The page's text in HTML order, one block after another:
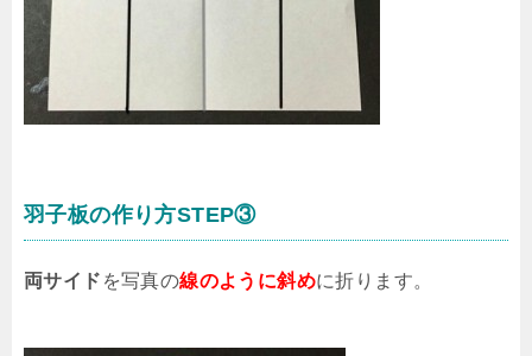
羽子板の作り方STEP③
両サイド を写真の線のように斜めに折ります。